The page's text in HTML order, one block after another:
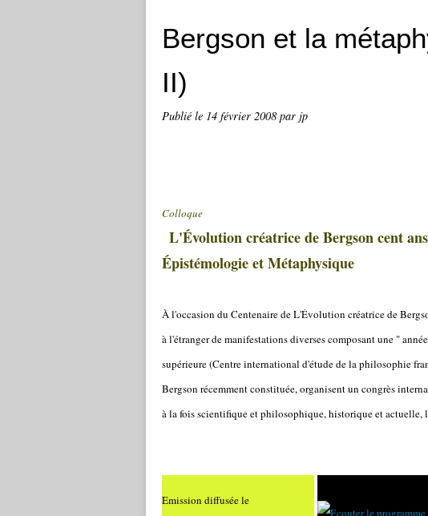
Bergson et la
II)
Publié le 14 février 2008 par jp
Colloque
L'Évolution créatrice de Bergson cent
Épistémologie et Métaphysique
À l'occasion du Centenaire de L'Évolution créatrice de
à l'étranger de manifestations diverses composant une "
supérieure (Centre international d'étude de la philosophie
Bergson récemment constituée, organisent un congrès
à la fois scientifique et philosophique, historique et actuelle,
Emission diffusée le